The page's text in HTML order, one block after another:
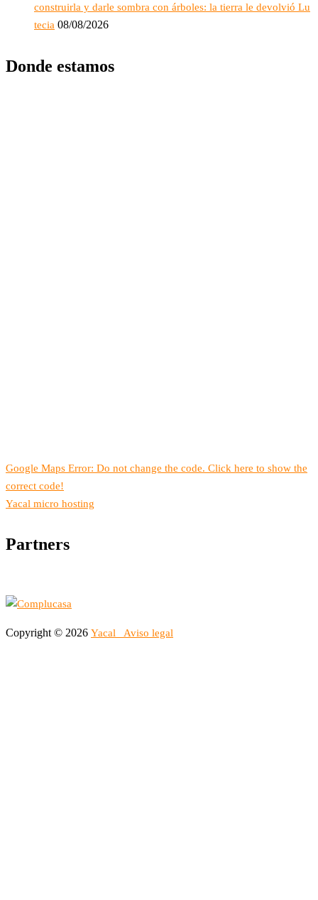
construirla y darle sombra con árboles: la tierra le devolvió Lu
tecia 08/08/2026
Donde estamos
Google Maps Error: Do not change the code. Click here to show the
correct code!
Yacal micro hosting
Partners
Copyright © 2026 Yacal Aviso legal